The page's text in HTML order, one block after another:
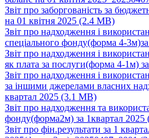
Звіт про заборгованість за
на 01 квітня 2025 (2.4 MB)
Звіт про надходження і
спеціального фонду(форма 4-
Звіт про надходження і
як плата за послуги(форма 4-1м)
Звіт про надходження і
за іншими джерелами власних
квартал 2025 (3.1 MB)
Звіт про надходження та
фонду(форма2м) за 1квартал 2025
Звіт про фін.результати за 1